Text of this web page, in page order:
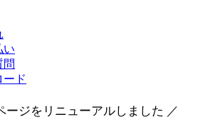
い
問
ード
ージをリニューアルしました ／